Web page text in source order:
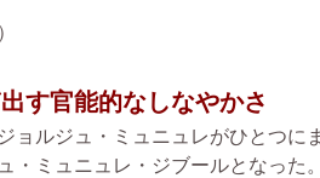
す官能的なしなやかさ
ョルジュ・ミュニュレがひとつに
・ミュニュレ・ジブールとなった。